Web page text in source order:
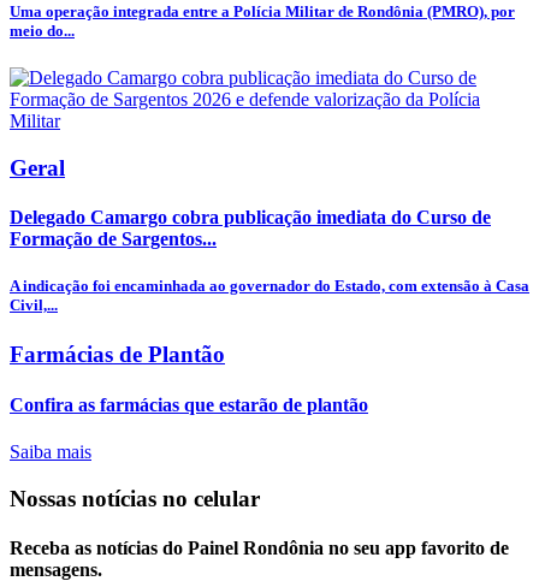
Uma operação integrada entre a Polícia Militar de Rondônia (PMRO), por
meio do...
Geral
Delegado Camargo cobra publicação imediata do Curso de
Formação de Sargentos...
A indicação foi encaminhada ao governador do Estado, com extensão à Casa
Civil,...
Farmácias de Plantão
Confira as farmácias que estarão de plantão
Saiba mais
Nossas notícias no celular
Receba as notícias do Painel Rondônia no seu app favorito de
mensagens.